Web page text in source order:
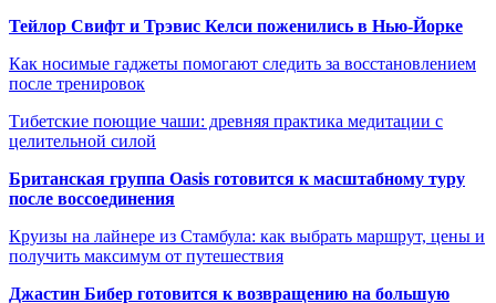
Тейлор Свифт и Трэвис Келси поженились в Нью-Йорке
Как носимые гаджеты помогают следить за восстановлением
после тренировок
Тибетские поющие чаши: древняя практика медитации с
целительной силой
Британская группа Oasis готовится к масштабному туру
после воссоединения
Круизы на лайнере из Стамбула: как выбрать маршрут, цены и
получить максимум от путешествия
Джастин Бибер готовится к возвращению на большую